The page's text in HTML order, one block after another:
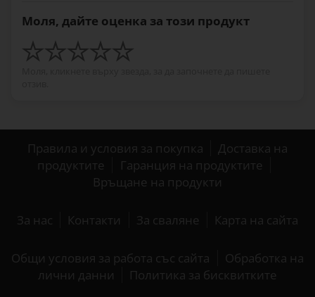
Моля, дайте оценка за този продукт
Правила и условия за покупка
Доставка на
продуктите
Гаранция на продуктите
Връщане на продукти
За нас Контакти За сваляне Карта на сайта
Общи условия за работа със сайта
Обработка на
лични данни
Политика за бисквитките